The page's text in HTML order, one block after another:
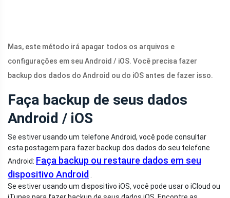
Mas, este método irá apagar todos os arquivos e
configurações em seu Android / iOS. Você precisa fazer
backup dos dados do Android ou do iOS antes de fazer isso.
Faça backup de seus dados
Android / iOS
Se estiver usando um telefone Android, você pode consultar
esta postagem para fazer backup dos dados do seu telefone
Android: Faça backup ou restaure dados em seu
dispositivo Android
Se estiver usando um dispositivo iOS, você pode usar o iCloud ou